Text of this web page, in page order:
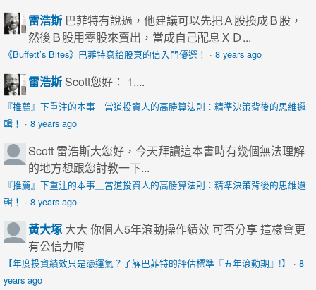
雷浩斯 巴菲特有說過，他建議可以先把Ａ股換成Ｂ股，
然後Ｂ股用零股來賣出，當成自己配息ＸＤ...
《Buffett’s Bites》巴菲特寫給股東的信入門優選！ · 8 years ago
雷浩斯 Scott您好： 1....
『推薦』下重注的本事＿當道投資人的高勝算法則：精準決策背後的思維邏
輯！ · 8 years ago
Scott 雷浩斯大您好，今天拜讀這本書時有幾個無法理解
的地方想跟您討教一下...
『推薦』下重注的本事＿當道投資人的高勝算法則：精準決策背後的思維邏
輯！ · 8 years ago
黃大塚 大大 你個人5年滾動操作績效 可否分享 這樣會更
有公信力唷
【年度投資績效只是憑運氣？了解巴菲特的評估標準『五年滾動期』!】 · 8
years ago